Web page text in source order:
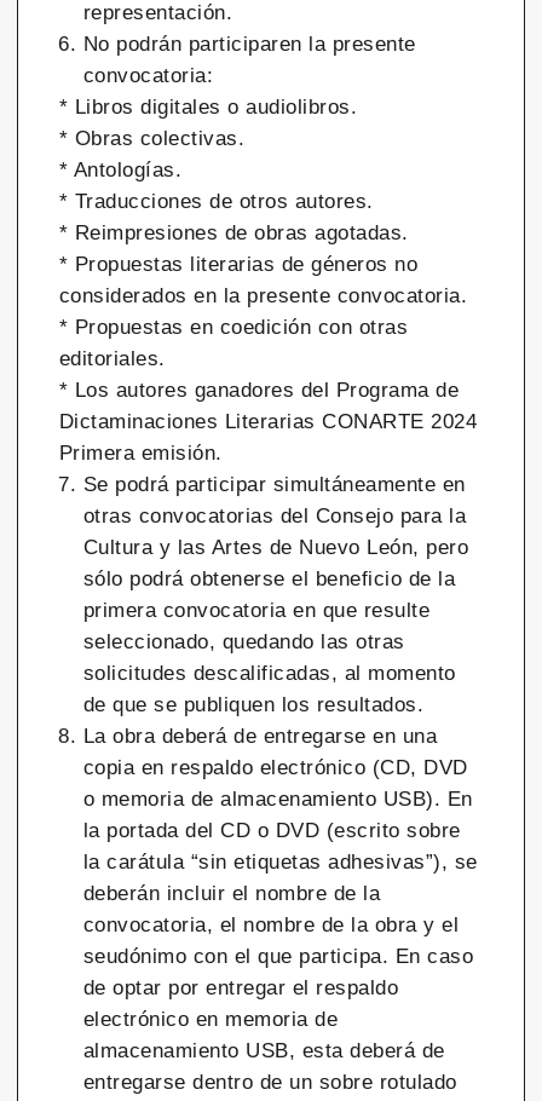
representación.
No podrán participaren la presente
convocatoria:
* Libros digitales o audiolibros.
* Obras colectivas.
* Antologías.
* Traducciones de otros autores.
* Reimpresiones de obras agotadas.
* Propuestas literarias de géneros no
considerados en la presente convocatoria.
* Propuestas en coedición con otras
editoriales.
* Los autores ganadores del Programa de
Dictaminaciones Literarias CONARTE 2024
Primera emisión.
Se podrá participar simultáneamente en
otras convocatorias del Consejo para la
Cultura y las Artes de Nuevo León, pero
sólo podrá obtenerse el beneficio de la
primera convocatoria en que resulte
seleccionado, quedando las otras
solicitudes descalificadas, al momento
de que se publiquen los resultados.
La obra deberá de entregarse en una
copia en respaldo electrónico (CD, DVD
o memoria de almacenamiento USB). En
la portada del CD o DVD (escrito sobre
la carátula “sin etiquetas adhesivas”), se
deberán incluir el nombre de la
convocatoria, el nombre de la obra y el
seudónimo con el que participa. En caso
de optar por entregar el respaldo
electrónico en memoria de
almacenamiento USB, esta deberá de
entregarse dentro de un sobre rotulado